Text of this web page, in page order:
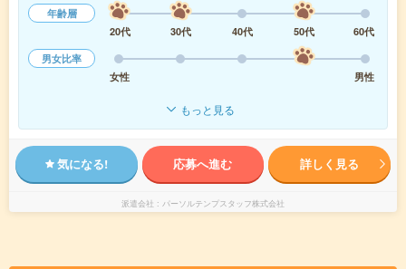
年齢層
20代
30代 40代 50代
60代
男女比率
女性
男性
もっと見る
気になる! 応募へ進む 詳しく見る
派遣会社 パーソルテンプスタッフ株式会社